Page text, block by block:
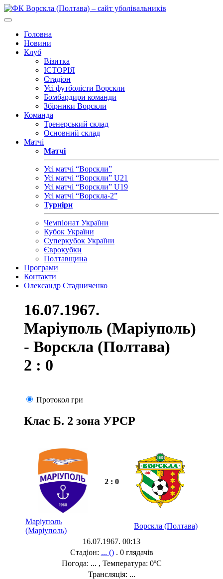
Головна
Новини
Клуб
Візитка
ІСТОРІЯ
Стадіон
Усі футболісти Ворскли
Бомбардири команди
Збірники Ворскли
Команда
Тренерський склад
Основний склад
Матчі
Матчі
Усі матчі “Ворскли”
Усі матчі “Ворскли” U21
Усі матчі “Ворскли” U19
Усі матчі “Ворскла-2”
Турніри
Чемпіонат України
Кубок України
Суперкубок України
Єврокубки
Полтавщина
Програми
Контакти
Олександр Стадниченко
16.07.1967.
Маріуполь (Маріуполь)
- Ворскла (Полтава)
2 : 0
Протокол гри
Клас Б. 2 зона УРСР
2 : 0
Маріуполь
(Маріуполь)
Ворскла (Полтава)
16.07.1967. 00:13
Стадіон: ... (). 0 глядачів
Погода: ... , Температура: 0ºC
Трансляція: ...